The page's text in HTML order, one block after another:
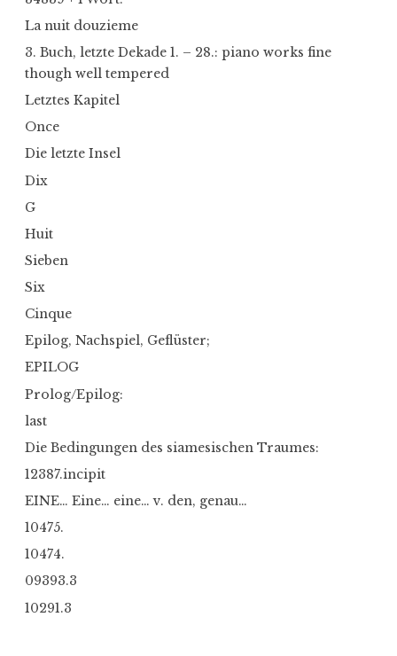
La nuit douzieme
3. Buch, letzte Dekade 1. – 28.: piano works fine
though well tempered
Letztes Kapitel
Once
Die letzte Insel
Dix
G
Huit
Sieben
Six
Cinque
Epilog, Nachspiel, Geflüster;
EPILOG
Prolog/Epilog:
last
Die Bedingungen des siamesischen Traumes:
12387.incipit
EINE… Eine… eine… v. den, genau…
10475.
10474.
09393.3
10291.3